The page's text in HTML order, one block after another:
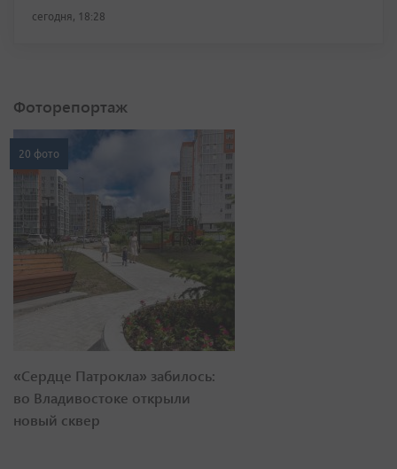
сегодня, 18:28
Фоторепортаж
20 фото
«Сердце Патрокла» забилось:
во Владивостоке открыли
новый сквер